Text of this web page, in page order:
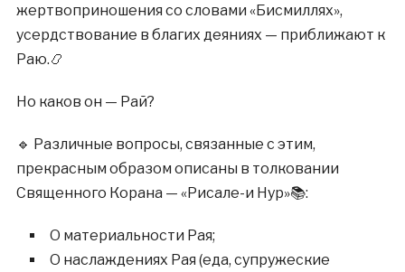
жертвоприношения со словами «Бисмиллях»,
усердствование в благих деяниях — приближают к
Раю.📿
Но каков он — Рай?
🔹 Различные вопросы, связанные с этим,
прекрасным образом описаны в толковании
Священного Корана — «Рисале-и Нур»📚:
О материальности Рая;
О наслаждениях Рая (еда, супружеские